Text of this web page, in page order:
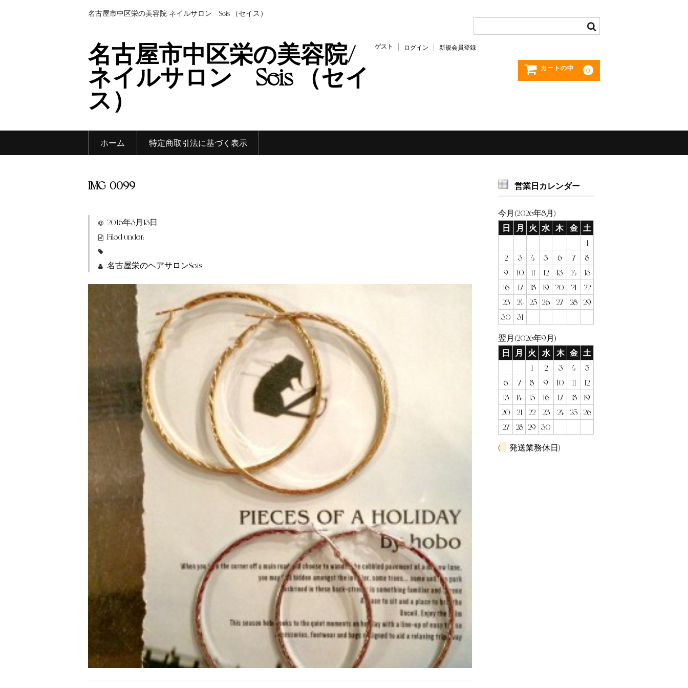
名古屋市中区栄の美容院/ネイルサロン Seis （セイス）
名古屋市中区栄の美容院/
ネイルサロン Seis （セイ
ス）
ゲスト ログイン 新規会員登録
カートの中 0
ホーム 特定商取引法に基づく表示
IMG_0099
2016年3月13日
Filed under:
名古屋栄のヘアサロンSeis
営業日カレンダー
今月(2026年8月)
日
月 火 水 木 金 土
1
2
3 4 5 6 7
8
9
10 11 12 13 14
15
16
17 18 19 20 21
22
23
24 25 26 27 28
29
30
31
翌月(2026年9月)
日
月 火 水 木 金 土
1
2 3 4
5
6
7 8 9 10 11
12
13
14 15 16 17 18
19
20
21 22 23 24 25
26
27
28 29 30
( 発送業務休日)